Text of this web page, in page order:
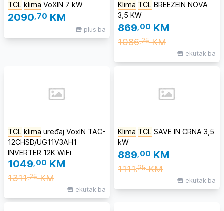
TCL klima VoXIN 7 kW
2090,70 KM
plus.ba
Klima TCL BREEZEIN NOVA
3,5 KW
869,00 KM
1086,25KM
ekutak.ba
TCL klima uređaj VoxIN TAC-
12CHSD/UG11V3AH1
INVERTER 12K WiFi
1049,00 KM
1311,25KM
ekutak.ba
Klima TCL SAVE IN CRNA 3,5
kW
889,00 KM
1111,25KM
ekutak.ba